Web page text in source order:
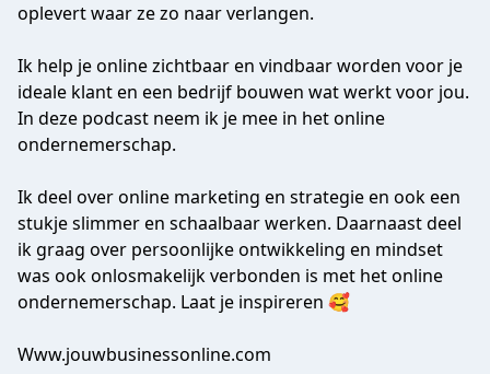
oplevert waar ze zo naar verlangen.
Ik help je online zichtbaar en vindbaar worden voor je
ideale klant en een bedrijf bouwen wat werkt voor jou.
In deze podcast neem ik je mee in het online
ondernemerschap.
Ik deel over online marketing en strategie en ook een
stukje slimmer en schaalbaar werken. Daarnaast deel
ik graag over persoonlijke ontwikkeling en mindset
was ook onlosmakelijk verbonden is met het online
ondernemerschap. Laat je inspireren 🥰
Www.jouwbusinessonline.com